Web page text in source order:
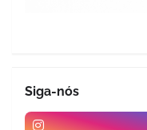
Siga-nós